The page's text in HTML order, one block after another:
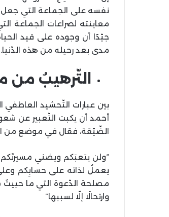
نفسه على الجماعة التي جعل
معاينته لصراعات الجماعة
جيّدًا أن وجوده على قيد
مدى بعد رحيله من هذه الدّنيا.
التّرهيبُ من
بين عبارات التّحشيد
أحمد أن يكبت التّعبير عن
الضّيّقة، فقال في موضع من
“ولن يتعبَكم ويضني
يعملُ لذاته على حسابِكم
مصلحة الدّعوة التي ما حييتُ
وارتحالًا إلّا لسببها”